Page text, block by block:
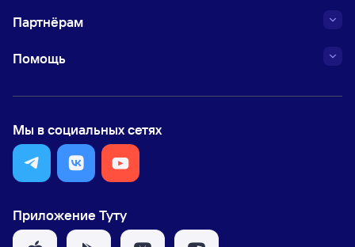
Партнёрам
Помощь
Мы в социальных сетях
Приложение Туту